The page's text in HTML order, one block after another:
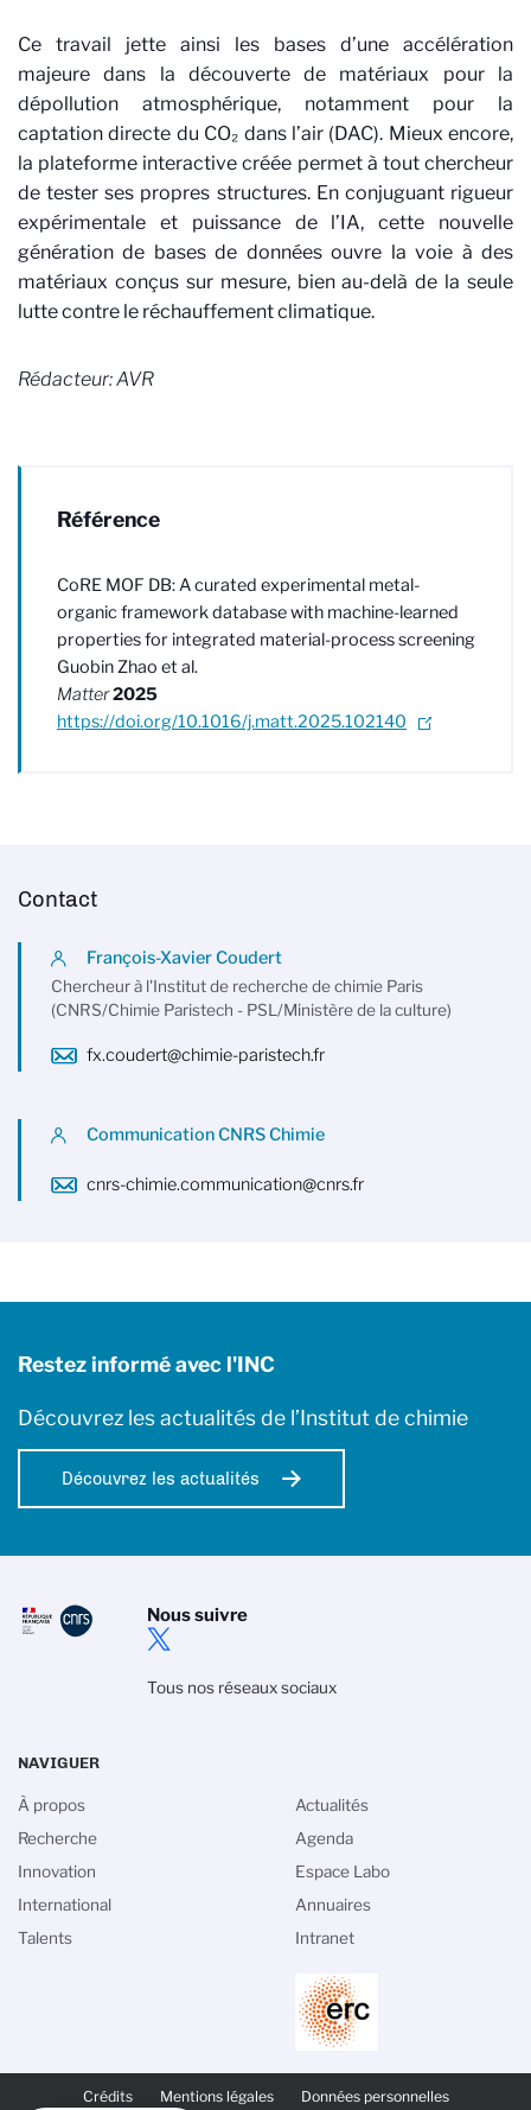
Ce travail jette ainsi les bases d’une accélération
majeure dans la découverte de matériaux pour la
dépollution atmosphérique, notamment pour la
captation directe du CO₂ dans l’air (DAC). Mieux encore,
la plateforme interactive créée permet à tout chercheur
de tester ses propres structures. En conjuguant rigueur
expérimentale et puissance de l’IA, cette nouvelle
génération de bases de données ouvre la voie à des
matériaux conçus sur mesure, bien au-delà de la seule
lutte contre le réchauffement climatique.
Rédacteur: AVR
Référence
CoRE MOF DB: A curated experimental metal-
organic framework database with machine-learned
properties for integrated material-process screening
Guobin Zhao et al.
Matter2025
https://doi.org/10.1016/j.matt.2025.102140
Contact
François-Xavier Coudert
Chercheur à l'Institut de recherche de chimie Paris
(CNRS/Chimie Paristech - PSL/Ministère de la culture)
fx.coudert@chimie-paristech.fr
Communication CNRS Chimie
cnrs-chimie.communication@cnrs.fr
Restez informé avec l'INC
Découvrez les actualités de l’Institut de chimie
Découvrez les actualités
Nous suivre
Tous nos réseaux sociaux
Crédits Mentions légales Données personnelles
NAVIGUER
À propos
Recherche
Innovation
International
Talents
Actualités
Agenda
Espace Labo
Annuaires
Intranet